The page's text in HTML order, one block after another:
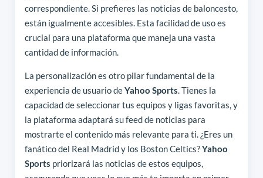
correspondiente. Si prefieres las noticias de baloncesto,
están igualmente accesibles. Esta facilidad de uso es
crucial para una plataforma que maneja una vasta
cantidad de información.
La personalización es otro pilar fundamental de la
experiencia de usuario deYahoo Sports. Tienes la
capacidad de seleccionar tus equipos y ligas favoritas, y
la plataforma adaptará su feed de noticias para
mostrarte el contenido más relevante para ti. ¿Eres un
fanático del Real Madrid y los Boston Celtics?Yahoo
Sports priorizará las noticias de estos equipos,